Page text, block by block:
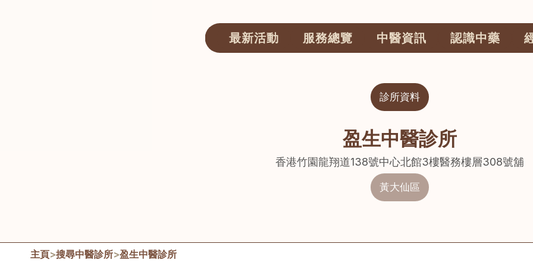
最新活動 服務總覽 中醫資訊 認識中藥
診所資料
盈生中醫診所
香港竹園龍翔道138號中心北館3樓醫務樓層308號舖
黃大仙區
主頁>搜尋中醫診所>盈生中醫診所